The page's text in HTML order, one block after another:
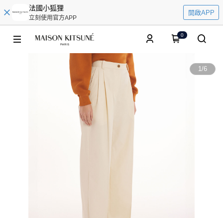
法國小狐狸
立刻使用官方APP
開啟APP
0
1/6